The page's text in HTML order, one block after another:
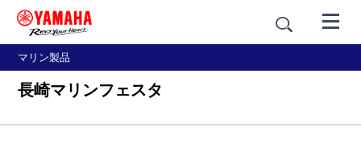
マリン製品
長崎マリンフェスタ